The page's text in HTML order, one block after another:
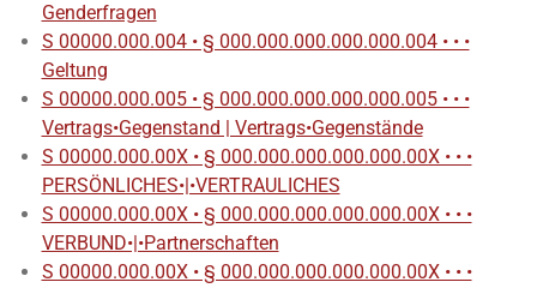
Genderfragen
S 00000.000.004 • § 000.000.000.000.000.004 • • •
Geltung
S 00000.000.005 • § 000.000.000.000.000.005 • • •
Vertrags•Gegenstand | Vertrags•Gegenstände
S 00000.000.00X • § 000.000.000.000.000.00X • • •
PERSÖNLICHES•|•VERTRAULICHES
S 00000.000.00X • § 000.000.000.000.000.00X • • •
VERBUND•|•Partnerschaften
S 00000.000.00X • § 000.000.000.000.000.00X • • •